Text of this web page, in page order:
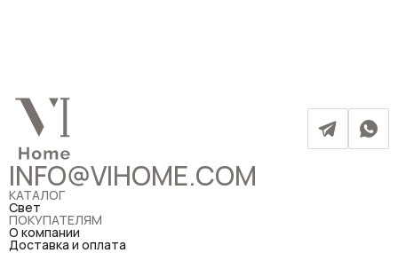
INFO@VIHOME.COM
КАТАЛОГ
Свет
ПОКУПАТЕЛЯМ
О компании
Доставка и оплата